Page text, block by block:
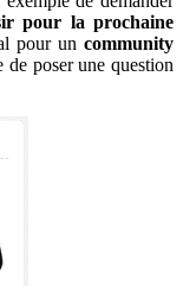
pour la prochaine
pour un community
poser une question